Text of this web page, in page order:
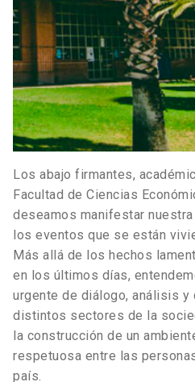
Los abajo firmantes,
Facultad de Ciencias
deseamos manifestar
los eventos que se están
Más allá de los hechos
en los últimos días,
urgente de diálogo, análisis y
distintos sectores de la
la construcción de un
respetuosa entre las
país.